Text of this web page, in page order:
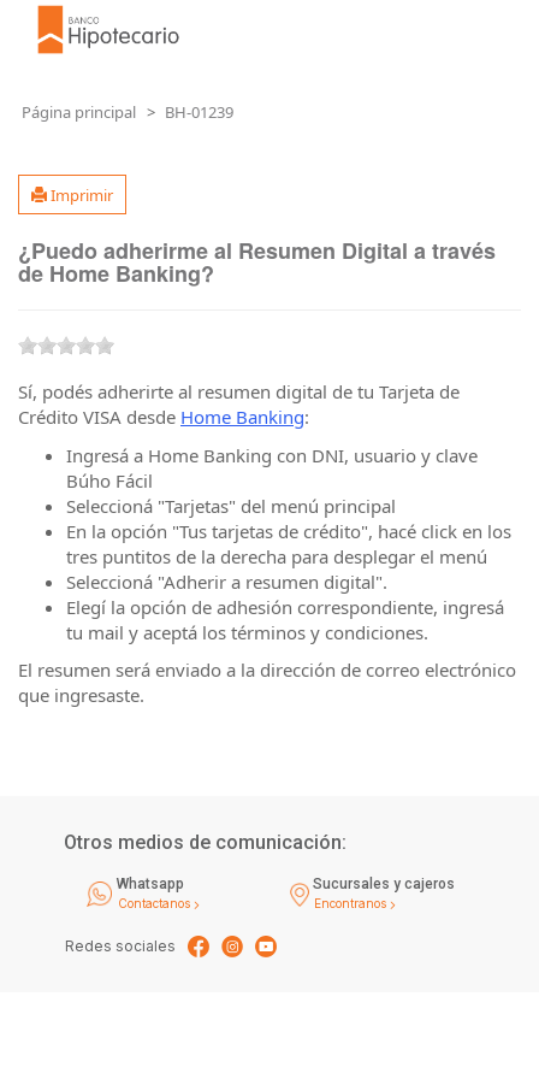
Página principal BH-01239
Imprimir
¿Puedo adherirme al Resumen Digital a través
de Home Banking?
Sí, podés adherirte al resumen digital de tu Tarjeta de
Crédito VISA desde Home Banking:
Ingresá a Home Banking con DNI, usuario y clave
Búho Fácil
Seleccioná "Tarjetas" del menú principal
En la opción "Tus tarjetas de crédito", hacé click en los
tres puntitos de la derecha para desplegar el menú
Seleccioná "Adherir a resumen digital".
Elegí la opción de adhesión correspondiente, ingresá
tu mail y aceptá los términos y condiciones.
El resumen será enviado a la dirección de correo electrónico
que ingresaste.
Otros medios de comunicación:
Whatsapp
Contactanos
Sucursales y cajeros
Encontranos
Redes sociales